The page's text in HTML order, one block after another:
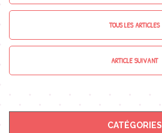
TOUS LES ARTICLES
ARTICLE SUIVANT
CATÉGORIES